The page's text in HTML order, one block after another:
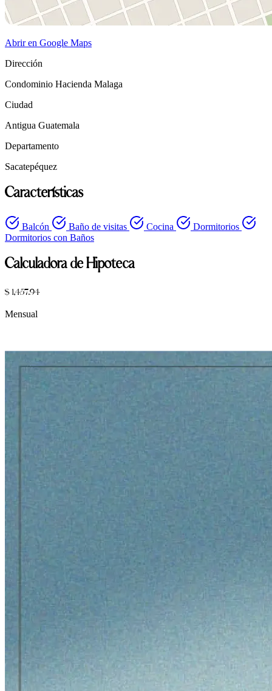
Abrir en Google Maps
Dirección
Condominio Hacienda Malaga
Ciudad
Antigua Guatemala
Departamento
Sacatepéquez
Características
Balcón Baño de visitas Cocina
Dormitorios
Dormitorios con Baños
Calculadora de Hipoteca
$ 1,457.94
Mensual